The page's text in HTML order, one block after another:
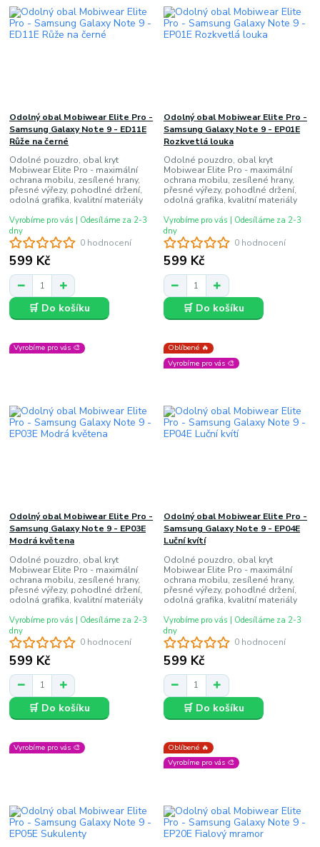
0 hodnocení
Odolný obal Mobiwear Elite Pro -
Samsung Galaxy Note 9 - ED11E
Růže na černé
Odolné pouzdro, obal kryt
Mobiwear Elite Pro - maximální
ochrana mobilu, zesílené hrany,
přesné výřezy, pohodlné držení,
odolná grafika, kvalitní materiály
599 Kč
Vyrobíme pro vás | Odesíláme za 2-3
dny
🛒 Do košíku
0 hodnocení
Odolný obal Mobiwear Elite Pro -
Samsung Galaxy Note 9 - EP01E
Rozkvetlá louka
Odolné pouzdro, obal kryt
Mobiwear Elite Pro - maximální
ochrana mobilu, zesílené hrany,
přesné výřezy, pohodlné držení,
odolná grafika, kvalitní materiály
599 Kč
Vyrobíme pro vás | Odesíláme za 2-3
dny
🛒 Do košíku
Vyrobíme pro vás 🎨
0 hodnocení
Odolný obal Mobiwear Elite Pro -
Samsung Galaxy Note 9 - EP03E
Modrá květena
Odolné pouzdro, obal kryt
Mobiwear Elite Pro - maximální
ochrana mobilu, zesílené hrany,
přesné výřezy, pohodlné držení,
odolná grafika, kvalitní materiály
599 Kč
Vyrobíme pro vás | Odesíláme za 2-3
dny
🛒 Do košíku
Oblíbené 🔥
Vyrobíme pro vás 🎨
0 hodnocení
Odolný obal Mobiwear Elite Pro -
Samsung Galaxy Note 9 - EP04E
Luční kvítí
Odolné pouzdro, obal kryt
Mobiwear Elite Pro - maximální
ochrana mobilu, zesílené hrany,
přesné výřezy, pohodlné držení,
odolná grafika, kvalitní materiály
599 Kč
Vyrobíme pro vás | Odesíláme za 2-3
dny
🛒 Do košíku
Vyrobíme pro vás 🎨
Oblíbené 🔥
Vyrobíme pro vás 🎨